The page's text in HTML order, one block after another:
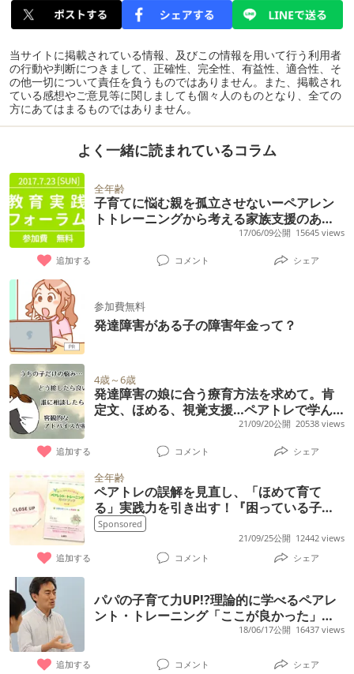
当サイトに掲載されている情報、及びこの情報を用いて行う利用者
の行動や判断につきまして、正確性、完全性、有益性、適合性、そ
の他一切について責任を負うものではありません。また、掲載され
ている感想やご意見等に関しましても個々人のものとなり、全ての
方にあてはまるものではありません。
よく一緒に読まれているコラム
全年齢
子育てに悩む親を孤立させないーペアレン
トトレーニングから考える家族支援のあり
17/06/09公開 15645 views
追加する コメント シェア
参加費無料
発達障害がある子の障害年金って？
4歳～6歳
発達障害の娘に合う療育方法を求めて。肯
定文、ほめる、視覚支援…ペアトレで学ん
21/09/20公開 20538 views
追加する コメント シェア
全年齢
ペアトレの誤解を見直し、「ほめて育て
る」実践力を引き出す！『困っている子を
ほめて育てるペアレント・トレーニングガ
Sponsored
21/09/25公開 12442 views
追加する
コメント シェア
パパの子育て力UP!?理論的に学べるペアレ
ント・トレーニング「ここが良かった」座
18/06/17公開 16437 views
追加する コメント シェア